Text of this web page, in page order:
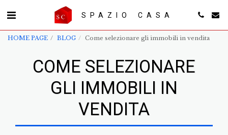
SPAZIO CASA
HOME PAGE BLOG Come selezionare gli immobili in vendita
COME SELEZIONARE
GLI IMMOBILI IN
VENDITA